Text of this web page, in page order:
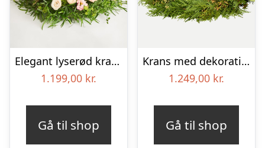
Elegant lyserød krans
1.199,00 kr.
Gå til shop
Krans med dekoration i klassisk stil – rød og hvid
1.249,00 kr.
Gå til shop